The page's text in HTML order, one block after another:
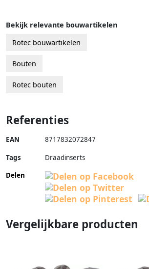
Bekijk relevante bouwartikelen
Rotec bouwartikelen
Bouten
Rotec bouten
Referenties
EAN 8717832072847
Tags
Draadinserts
Delen
Vergelijkbare producten